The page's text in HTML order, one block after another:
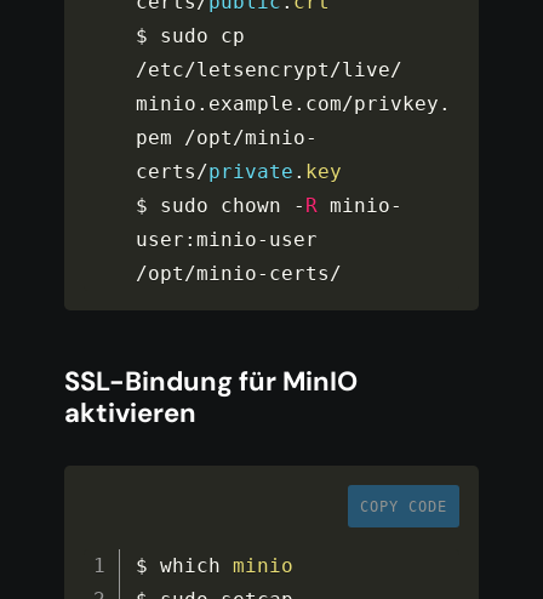
/etc/letsencrypt/live/
minio . example . com/privkey .
pem /opt/minio-
certs/private . key
$ sudo chown - R minio-
user :minio-
/opt/minio- certs/
SSL-Bindung für MinIO
aktivieren
COPY CODE
$ which minio